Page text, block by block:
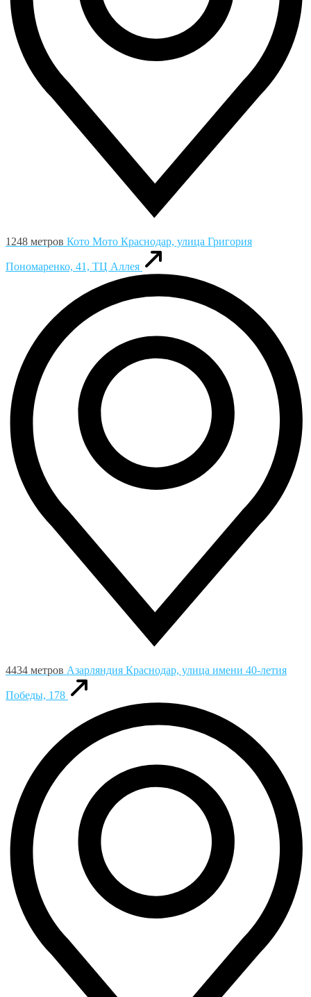
1248 метров Кото Мото Краснодар, улица Григория
Пономаренко, 41, ТЦ Аллея
4434 метров Азарляндия Краснодар, улица имени 40-летия
Победы, 178